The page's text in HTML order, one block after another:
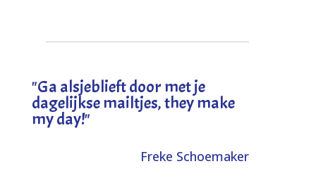
"Ga alsjeblieft door met je
dagelijkse mailtjes, they make
my day!"
Freke Schoemaker